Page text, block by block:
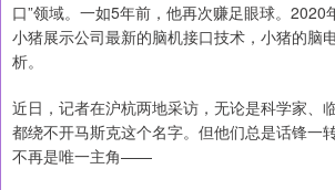
口”领域。一如5年前，他再次赚足眼球。2020
小猪展示公司最新的脑机接口技术，小猪的脑
析。
近日，记者在沪杭两地采访，无论是科学家、
都绕不开马斯克这个名字。但他们总是话锋一
不再是唯一主角——